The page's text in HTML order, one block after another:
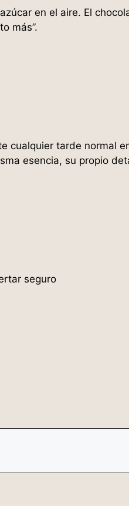
en el aire. El
más”.
cualquier tarde normal
esencia, su propio
seguro